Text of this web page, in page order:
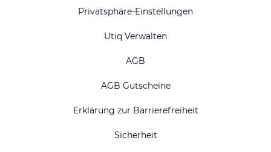
Privatsphäre-Einstellungen
Utiq Verwalten
AGB
AGB Gutscheine
Erklärung zur Barrierefreiheit
Sicherheit